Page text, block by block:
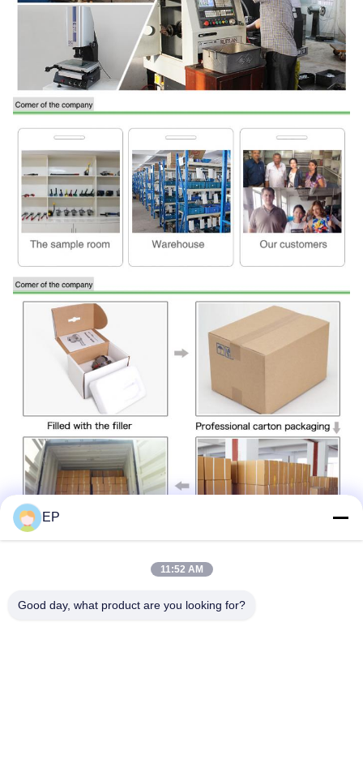
EP
11:52 AM
Good day, what product are you looking for?